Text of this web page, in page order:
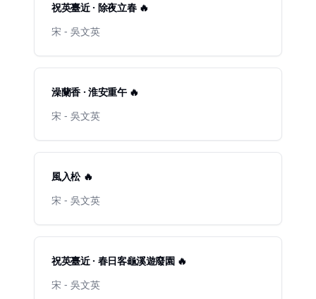
祝英臺近 · 除夜立春 🔥
宋 - 吳文英
澡蘭香 · 淮安重午 🔥
宋 - 吳文英
風入松 🔥
宋 - 吳文英
祝英臺近 · 春日客龜溪遊廢園 🔥
宋 - 吳文英